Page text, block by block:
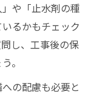
や「止水剤の種
るかもチェック
し、工事後の保
。
の配慮も必要と